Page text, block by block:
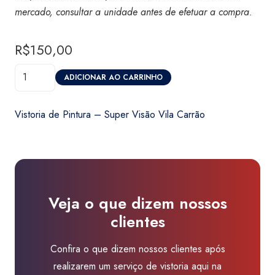
mercado, consultar a unidade antes de efetuar a compra.
R$150,00
Vistoria
Visão
quantidade
ADICIONAR AO CARRINHO
Vistoria de Pintura – Super Visão Vila Carrão
Veja o que dizem nossos
clientes
Confira o que dizem nossos clientes após
realizarem um serviço de vistoria aqui na